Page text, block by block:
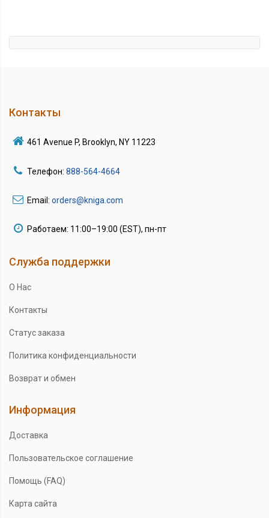
Контакты
461 Avenue P, Brooklyn, NY 11223
Телефон: 888-564-4664
Email: orders@kniga.com
Работаем: 11:00–19:00 (EST), пн-пт
Служба поддержки
О Нас
Контакты
Статус заказа
Политика конфиденциальности
Возврат и обмен
Информация
Доставка
Пользовательское соглашение
Помощь (FAQ)
Карта сайта